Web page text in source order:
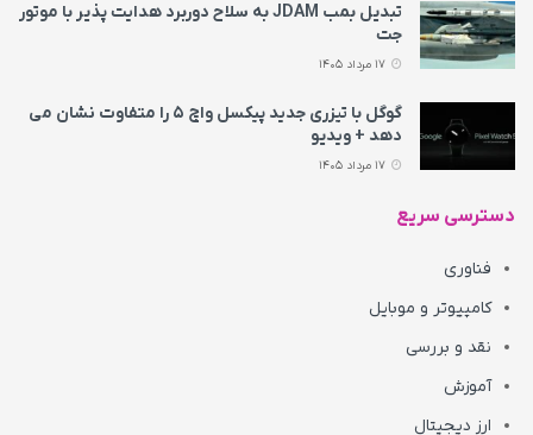
تبدیل بمب JDAM به سلاح دوربرد هدایت پذیر با موتور
جت
گوگل با تیزری جدید پیکسل واچ ۵ را متفاوت نشان می‌
دهد + ویدیو
دسترسی سریع
فناوری
کامپیوتر و موبایل
نقد و بررسی
آموزش
ارز دیجیتال